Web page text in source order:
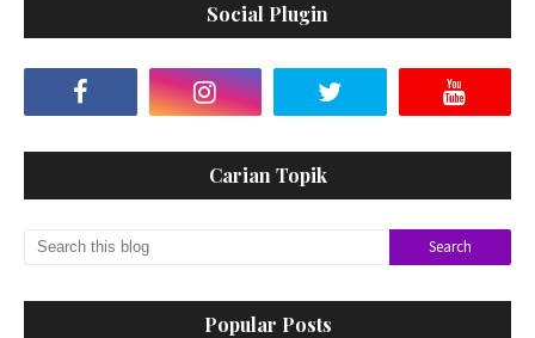
Social Plugin
Carian Topik
Popular Posts